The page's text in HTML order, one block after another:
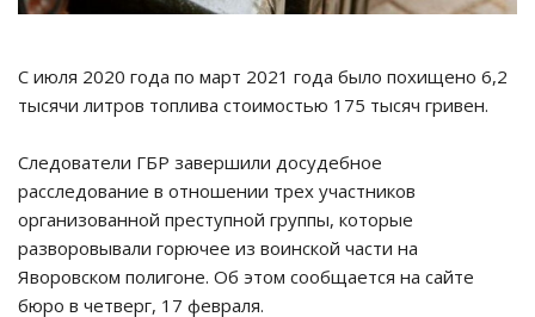
С июля 2020 года по март 2021 года было похищено 6,2
тысячи литров топлива стоимостью 175 тысяч гривен.
Следователи ГБР завершили досудебное
расследование в отношении трех участников
организованной преступной группы, которые
разворовывали горючее из воинской части на
Яворовском полигоне. Об этом сообщается на сайте
бюро в четверг, 17 февраля.